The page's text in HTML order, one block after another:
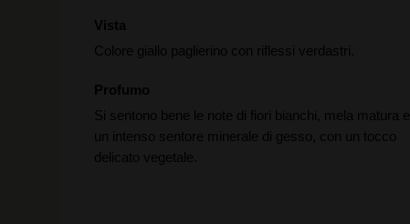
Vista
Colore giallo paglierino con riflessi verdastri.
Profumo
Si sentono bene le note di fiori bianchi, mela matura e
un intenso sentore minerale di gesso, con un tocco
delicato vegetale.